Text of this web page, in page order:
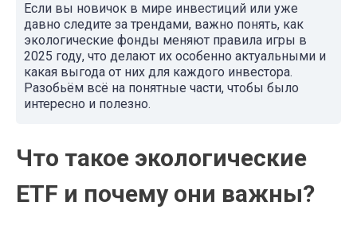
Если вы новичок в мире инвестиций или уже
давно следите за трендами, важно понять, как
экологические фонды меняют правила игры в
2025 году, что делают их особенно актуальными и
какая выгода от них для каждого инвестора.
Разобьём всё на понятные части, чтобы было
интересно и полезно.
Что такое экологические
ETF и почему они важны?